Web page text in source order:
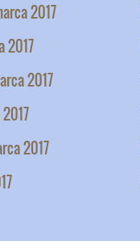
2017
2017
2017
2017